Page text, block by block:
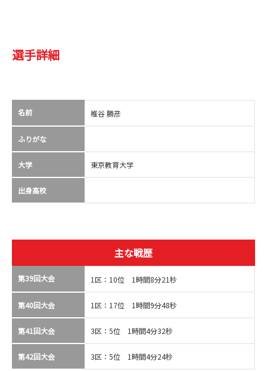
選手詳細
名前 椎谷 勝彦
ふりがな
大学 東京教育大学
出身高校
主な戦歴
第39回大会 1区：10位 1時間8分21秒
第40回大会 1区：17位 1時間9分48秒
第41回大会 3区：5位 1時間4分32秒
第42回大会 3区：5位 1時間4分24秒